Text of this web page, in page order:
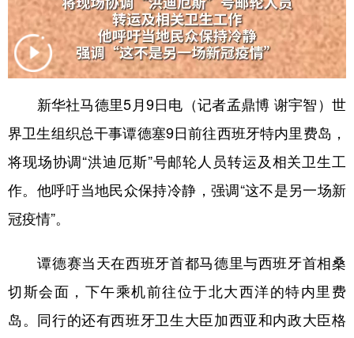
北京 天津 河北 山西
辽宁 吉林 上海 江苏
山东 河南 湖北 湖南
广东 广西 海南 重庆
四川 贵州 云南 西藏
陕西
新疆 内蒙古 黑龙江
多语种频道
新华社马德里5月9日电（记者孟鼎博 谢宇智）世
界卫生组织总干事谭德塞9日前往西班牙特内里费岛，
将现场协调“洪迪厄斯”号邮轮人员转运及相关卫生工
作。他呼吁当地民众保持冷静，强调“这不是另一场新
冠疫情”。
谭德赛当天在西班牙首都马德里与西班牙首相桑
切斯会面，下午乘机前往位于北大西洋的特内里费
岛。同行的还有西班牙卫生大臣加西亚和内政大臣格